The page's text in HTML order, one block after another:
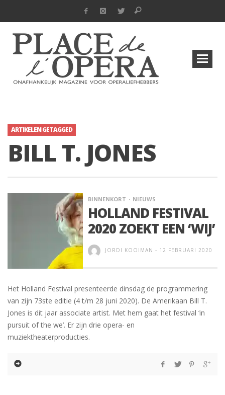
ARTIKELEN GETAGGED
BILL T. JONES
BINNENKORT NIEUWS
HOLLAND FESTIVAL
2020 ZOEKT EEN ‘WIJ’
JORDI KOOIMAN - 12 FEBRUARI 2020
Het Holland Festival presenteerde dinsdag de programmering
van zijn 73ste editie (4 t/m 28 juni 2020). De Amerikaan Bill T.
Jones is dit jaar associate artist. Met hem gaat het festival ‘in
pursuit of the we’. Er zijn drie opera- en
muziektheaterproducties.